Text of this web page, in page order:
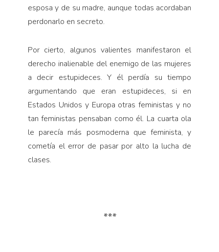
esposa y de su madre, aunque todas acordaban
perdonarlo en secreto.
Por cierto, algunos valientes manifestaron el
derecho inalienable del enemigo de las mujeres
a decir estupideces. Y él perdía su tiempo
argumentando que eran estupideces, si en
Estados Unidos y Europa otras feministas y no
tan feministas pensaban como él. La cuarta ola
le parecía más posmoderna que feminista, y
cometía el error de pasar por alto la lucha de
clases.
***